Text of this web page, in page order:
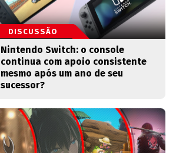
DISCUSSÃO
Nintendo Switch: o console
continua com apoio consistente
mesmo após um ano de seu
sucessor?